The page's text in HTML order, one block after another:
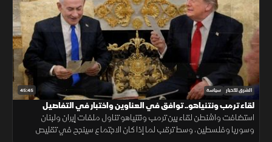
45:45 الشرق للأخبار سياسة
لقاء ترمب ونتنياهو.. توافق في العناوين واختبار في التفاصيل
استضافت واشنطن لقاء بين ترمب ونتنياهو تناول ملفات إيران ولبنان
وسوريا وفلسطين، وسط ترقب لما إذا كان الاجتماع سينجح في تقليص